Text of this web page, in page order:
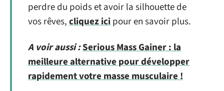
perdre du poids et avoir la silhouette de
vos rêves,cliquez icipour en savoir plus.
A voir aussi :Serious Mass Gainer : la
meilleure alternative pour développer
rapidement votre masse musculaire !